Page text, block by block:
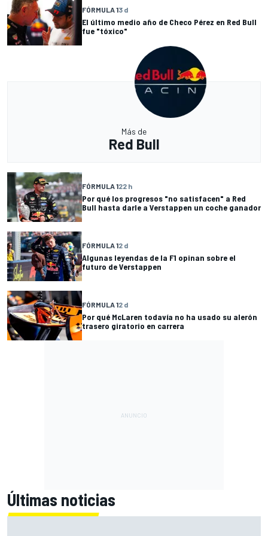
FÓRMULA 13 d
El último medio año de Checo Pérez en Red Bull
fue "tóxico"
Más de
Red Bull
FÓRMULA 122 h
Por qué los progresos "no satisfacen" a Red
Bull hasta darle a Verstappen un coche ganador
FÓRMULA 12 d
Algunas leyendas de la F1 opinan sobre el
futuro de Verstappen
FÓRMULA 12 d
Por qué McLaren todavía no ha usado su alerón
trasero giratorio en carrera
Últimas noticias